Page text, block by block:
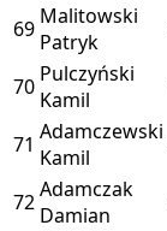
69 Malitowski
Patryk
70 Pulczyński
Kamil
71 Adamczewski
Kamil
72Adamczak
Damian